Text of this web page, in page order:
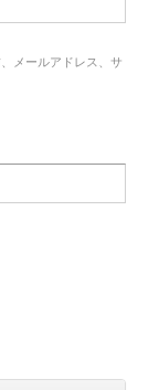
メールアドレス、サ